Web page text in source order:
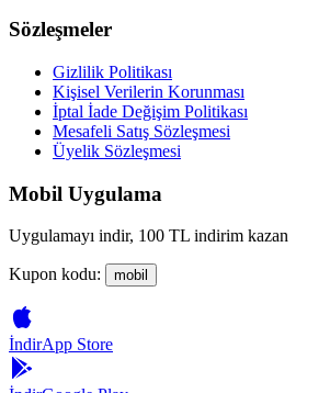
Sözleşmeler
Gizlilik Politikası
Kişisel Verilerin Korunması
İptal İade Değişim Politikası
Mesafeli Satış Sözleşmesi
Üyelik Sözleşmesi
Mobil Uygulama
Uygulamayı indir, 100 TL indirim kazan
Kupon kodu: mobil
İndirApp Store